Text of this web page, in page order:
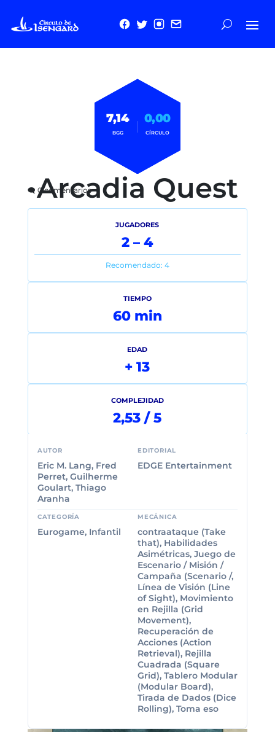
7,14
BGG |
0,00
CÍRCULO
Arcadia Quest
🗨️ 0 comentarios
JUGADORES
2 – 4
Recomendado: 4
TIEMPO
60 min
EDAD
+ 13
COMPLEJIDAD
2,53 / 5
AUTOR
Eric M. Lang, Fred
Perret, Guilherme
Goulart, Thiago
Aranha
EDITORIAL
EDGE Entertainment
CATEGORÍA
Eurogame, Infantil
MECÁNICA
contraataque (Take
that), Habilidades
Asimétricas, Juego de
Escenario / Misión /
Campaña (Scenario /,
Línea de Visión (Line
of Sight), Movimiento
en Rejilla (Grid
Movement),
Recuperación de
Acciones (Action
Retrieval), Rejilla
Cuadrada (Square
Grid), Tablero Modular
(Modular Board),
Tirada de Dados (Dice
Rolling), Toma eso